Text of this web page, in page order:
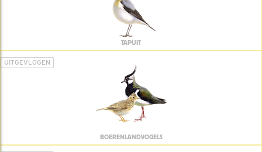
TAPUIT
UITGEVLOGEN
BOERENLANDVOGELS